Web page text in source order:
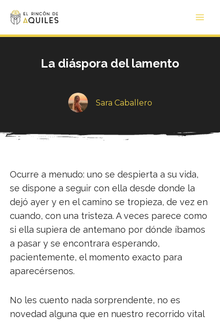
La diáspora del lamento
Sara Caballero
Ocurre a menudo: uno se despierta a su vida,
se dispone a seguir con ella desde donde la
dejó ayer y en el camino se tropieza, de vez en
cuando, con una tristeza. A veces parece como
si ella supiera de antemano por dónde íbamos
a pasar y se encontrara esperando,
pacientemente, el momento exacto para
aparecérsenos.
No les cuento nada sorprendente, no es
novedad alguna que en nuestro recorrido vital